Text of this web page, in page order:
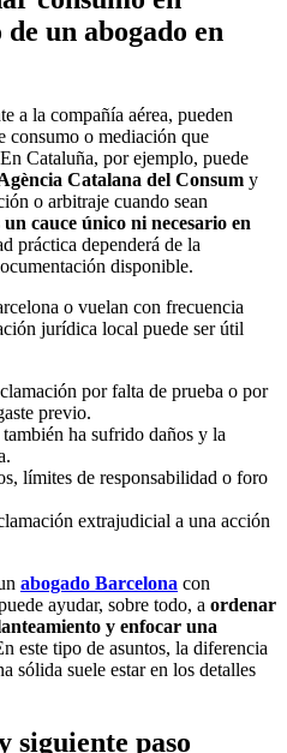
un abogado en
a la compañía aérea, pueden
consumo o mediación que
Cataluña, por ejemplo, puede
Catalana del Consum y
o arbitraje cuando sean
un cauce único ni necesario en
práctica dependerá de la
disponible.
o vuelan con frecuencia
jurídica local puede ser útil
por falta de prueba o por
previo.
ha sufrido daños y la
límites de responsabilidad o foro
extrajudicial a una acción
abogado Barcelona con
ayudar, sobre todo, a ordenar
y enfocar una
este tipo de asuntos, la diferencia
sólida suele estar en los detalles
siguiente paso